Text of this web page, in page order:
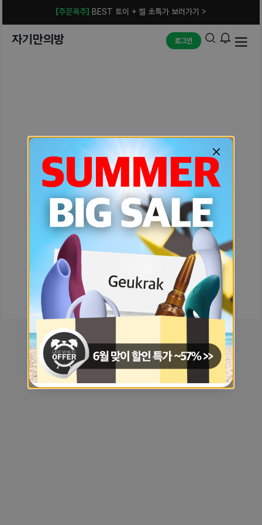
[주문폭주] BEST 토이 + 젤 초특가 보러가기 >
자기만의방 로그인
예상치 못한 에러입니다.